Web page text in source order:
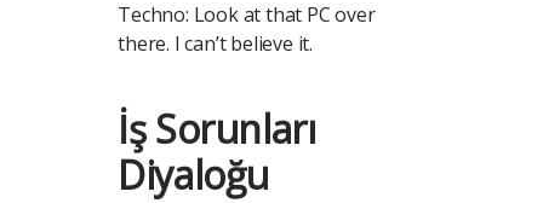
Techno: Look at that PC over
there. I can’t believe it.
İş Sorunları
Diyaloğu